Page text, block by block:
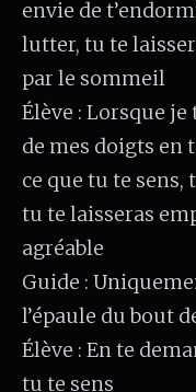
envie de
lutter, tu te
par le sommeil
Élève : Lorsque
de mes doigts en
ce que tu te
tu te laisseras
agréable
Guide :
l’épaule du bout
Élève : En te
tu te sens